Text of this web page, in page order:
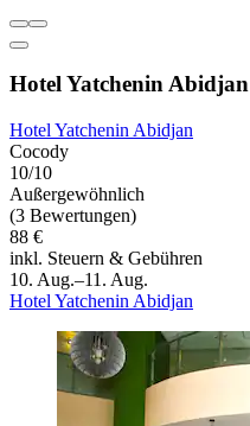
Hotel Yatchenin Abidjan
Hotel Yatchenin Abidjan
Cocody
10/10
Außergewöhnlich
(3 Bewertungen)
88 €
inkl. Steuern & Gebühren
10. Aug.–11. Aug.
Hotel Yatchenin Abidjan